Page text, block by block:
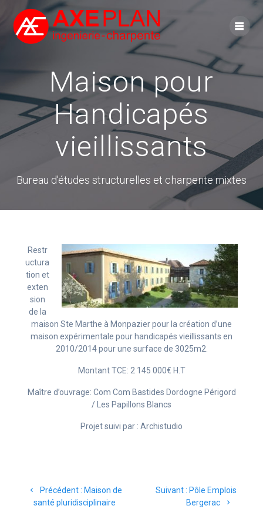
to
content
Maison pour
Handicapés
vieillissants
Bureau d'études structurelles et charpente mixtes
Restr
uctura
tion et
exten
sion
de la
maison Ste Marthe à Monpazier pour la création d’une
maison expérimentale pour handicapés vieillissants en
2010/2014 pour une surface de 3025m2.
Montant TCE: 2 145 000€ H.T
Maître d’ouvrage: Com Com Bastides Dordogne Périgord
/ Les Papillons Blancs
Projet suivi par : Archistudio
Précédent : Article
précédent
Maison de
santé pluridisciplinaire
Suivant : Article
suivant
Pôle Emplois
Bergerac